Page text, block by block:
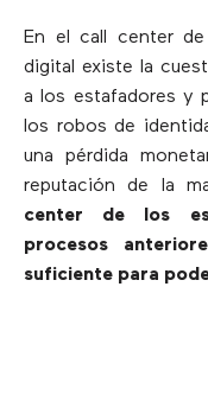
En el call center
digital existe la
a los estafadores y
los robos de
una pérdida
reputación de la
center de los
procesos
suficiente para